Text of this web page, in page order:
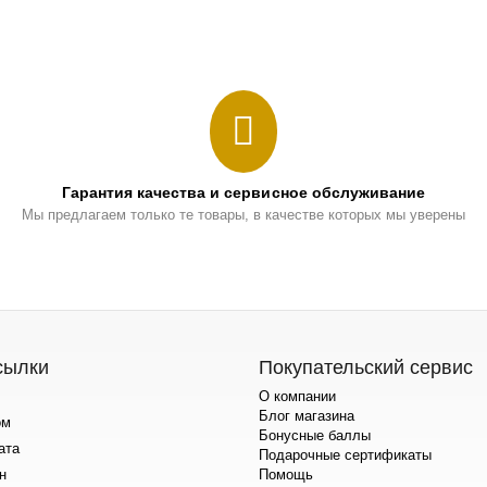
Гарантия качества и сервисное обслуживание
Мы предлагаем только те товары, в качестве которых мы уверены
Покупательский сервис
О компании
Блог магазина
Бонусные баллы
Подарочные сертификаты
Помощь